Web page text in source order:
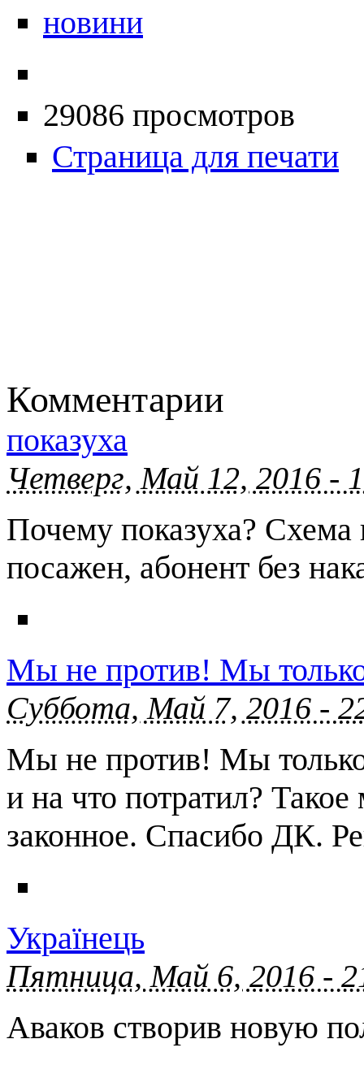
новини
29086 просмотров
Страница для печати
Комментарии
показуха
Четверг, Май 12, 2016 -
Почему показуха? Схема
посажен, абонент без
Мы не против! Мы
Суббота, Май 7, 2016 -
Мы не против! Мы только
и на что потратил?
законное. Спасибо ДК.
Українець
Пятница, Май 6, 2016 -
Аваков створив новую